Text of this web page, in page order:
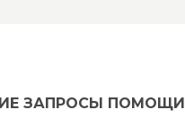
ЗАПРОСЫ ПОМОЩИ